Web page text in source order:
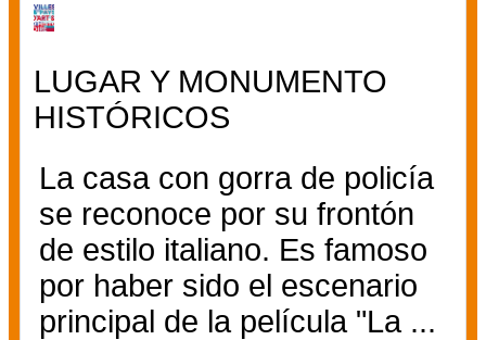
LUGAR Y MONUMENTO
HISTÓRICOS
La casa con gorra de policía
se reconoce por su frontón
de estilo italiano. Es famoso
por haber sido el escenario
principal de la película "La ...